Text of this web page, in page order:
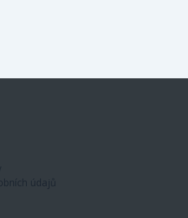
údajů